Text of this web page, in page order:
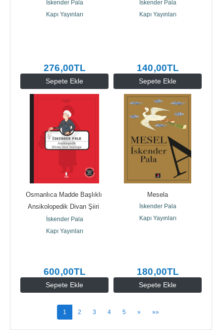
Sepete Ekle
İskender Pala
Kapı Yayınları
276,00TL
Sepete Ekle
İskender Pala
Kapı Yayınları
140,00TL
Sepete Ekle
Osmanlıca Madde Başlıklı
Ansikolopedik Divan Şiiri
Sözlüğü (Ciltli)
İskender Pala
Kapı Yayınları
600,00TL
Sepete Ekle
Mesela
İskender Pala
Kapı Yayınları
180,00TL
1 2 3 4 5 » »»